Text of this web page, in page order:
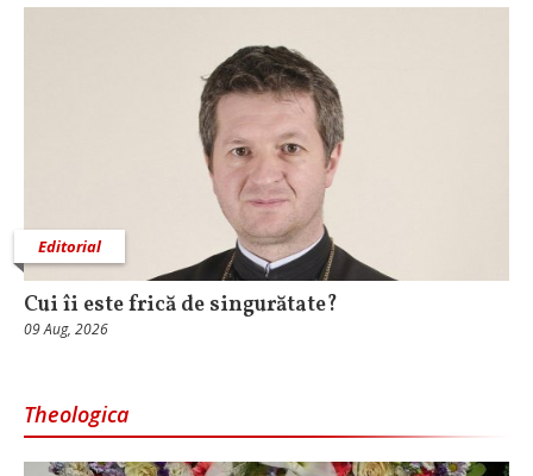
Editorial
Cui îi este frică de singurătate?
09 Aug, 2026
Theologica